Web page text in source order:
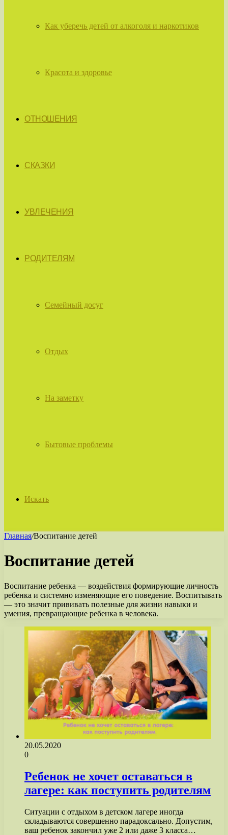
Как уберечь детей от алкоголя и наркотиков
Красота и здоровье
ОТНОШЕНИЯ
СКАЗКИ
УВЛЕЧЕНИЯ
РОДИТЕЛЯМ
Семейный досуг
Отдых
На заметку
Бытовые проблемы
Искать
Главная/Воспитание детей
Воспитание детей
Воспитание ребенка — воздействия формирующие личность
ребенка и системно изменяющие его поведение. Воспитывать
— это значит прививать полезные для жизни навыки и
умения, превращающие ребенка в человека.
20.05.2020
0
Ребенок не хочет оставаться в
лагере: как поступить родителям
Ситуации с отдыхом в детском лагере иногда
складываются совершенно парадоксально. Допустим,
ваш ребенок закончил уже 2 или даже 3 класса…